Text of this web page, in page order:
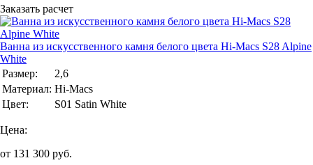
Заказать расчет
Ванна из искуcственного камня белого цвета Hi-Macs S28 Alpine
White
Размер:
2,6
Материал: Hi-Macs
Цвет:
S01 Satin White
Цена:
от 131 300 руб.